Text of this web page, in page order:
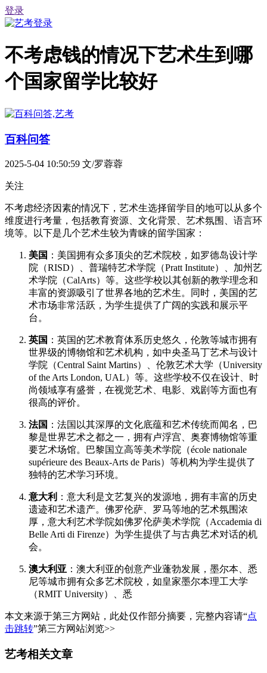
登录
不考虑钱的情况下艺术生到哪
个国家留学比较好
百科问答
2025-5-04 10:50:59 文/罗蓉蓉
关注
不考虑经济因素的情况下，艺术生选择留学目的地可以从多个
维度进行考量，包括教育资源、文化背景、艺术氛围、语言环
境等。以下是几个艺术生较为青睐的留学国家：
美国 ：美国拥有众多顶尖的艺术院校，如罗德岛设计学
院（RISD）、普瑞特艺术学院（Pratt Institute）、加州艺
术学院（CalArts）等。这些学校以其创新的教学理念和
丰富的资源吸引了世界各地的艺术生。同时，美国的艺
术市场非常活跃，为学生提供了广阔的实践和展示平
台。
英国 ：英国的艺术教育体系历史悠久，伦敦等城市拥有
世界级的博物馆和艺术机构，如中央圣马丁艺术与设计
学院（Central Saint Martins）、伦敦艺术大学（University
of the Arts London, UAL）等。这些学校不仅在设计、时
尚领域享有盛誉，在视觉艺术、电影、戏剧等方面也有
很高的评价。
法国 ：法国以其深厚的文化底蕴和艺术传统而闻名，巴
黎是世界艺术之都之一，拥有卢浮宫、奥赛博物馆等重
要艺术场馆。巴黎国立高等美术学院（école nationale
supérieure des Beaux-Arts de Paris）等机构为学生提供了
独特的艺术学习环境。
意大利 ：意大利是文艺复兴的发源地，拥有丰富的历史
遗迹和艺术遗产。佛罗伦萨、罗马等地的艺术氛围浓
厚，意大利艺术学院如佛罗伦萨美术学院（Accademia di
Belle Arti di Firenze）为学生提供了与古典艺术对话的机
会。
澳大利亚 ：澳大利亚的创意产业蓬勃发展，墨尔本、悉
尼等城市拥有众多艺术院校，如皇家墨尔本理工大学
（RMIT University）、悉
本文来源于第三方网站，此处仅作部分摘要，完整内容请“点
击跳转”第三方网站浏览>>
艺考相关文章